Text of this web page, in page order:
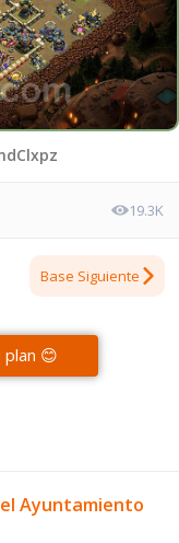
19.3K
Base Siguiente
😊
Ayuntamiento